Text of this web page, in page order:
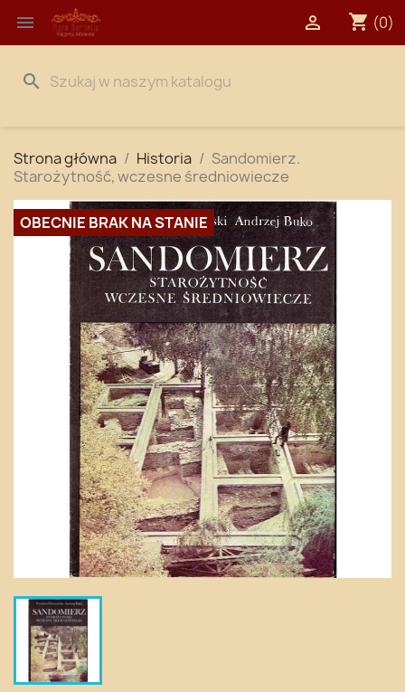
 shopping_cart (0)

search
Strona główna Historia
Sandomierz.
Starożytność, wczesne średniowiecze
OBECNIE BRAK NA STANIE